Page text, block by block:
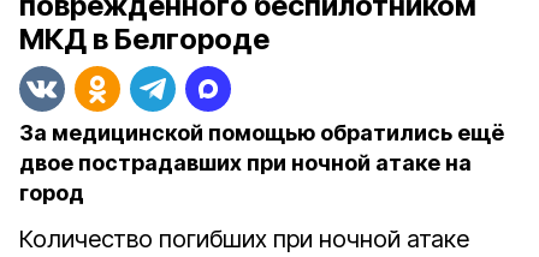
МКД в Белгороде
За медицинской помощью обратились ещё
двое пострадавших при ночной атаке на
город
Количество погибших при ночной атаке